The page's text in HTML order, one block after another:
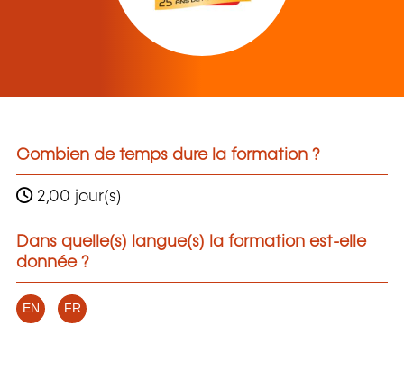
Combien de temps dure la formation ?
2,00 jour(s)
Dans quelle(s) langue(s) la formation est-elle
donnée ?
EN FR